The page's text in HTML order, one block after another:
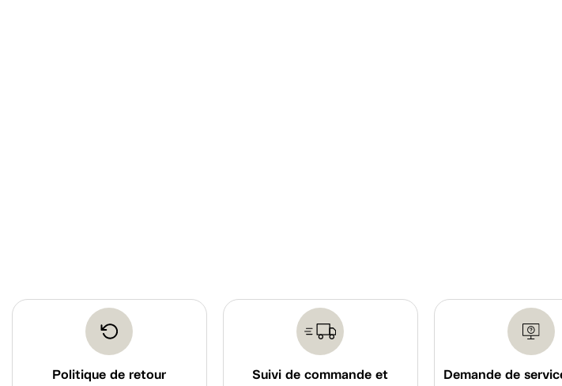
Politique de retour
Suivi de commande et
Demande de